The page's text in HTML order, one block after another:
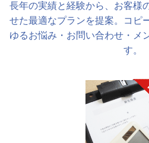
長年の実績と経験から、お客様
せた最適なプランを提案。コピ
ゆるお悩み・お問い合わせ・メ
す。